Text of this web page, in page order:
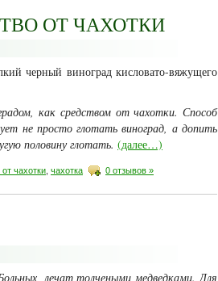
ОТ ЧАХОТКИ
черный виноград кисловато-вяжущего
как средством от чахотки. Способ
не просто глотать виноград, а допить
половину глотать. (далее…)
чахотки чахотка 0 отзывов »
лечат толчеными медведками. Для